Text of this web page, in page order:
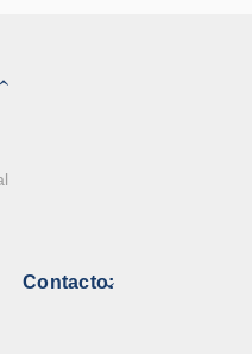
Contacto: